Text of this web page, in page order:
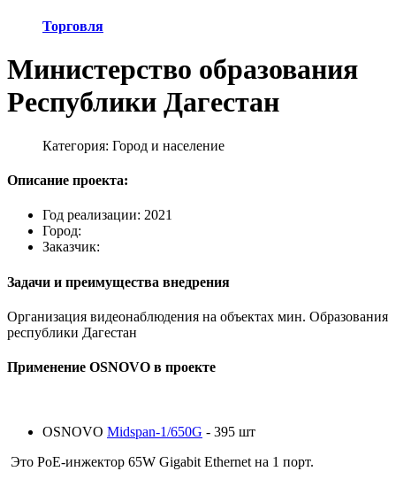
Торговля
Министерство образования
Республики Дагестан
Категория: Город и население
Описание проекта:
Год реализации: 2021
Город:
Заказчик:
Задачи и преимущества внедрения
Организация видеонаблюдения на объектах мин. Образования
республики Дагестан
Применение OSNOVO в проекте
OSNOVO Midspan-1/650G - 395 шт
Это PoE-инжектор 65W Gigabit Ethernet на 1 порт.